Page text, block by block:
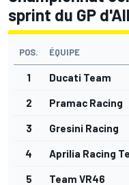
sprint du GP
POS. ÉQUIPE
1 Ducati Team
2 Pramac Racing
3 Gresini Racing
4 Aprilia Racing
5 Team VR46